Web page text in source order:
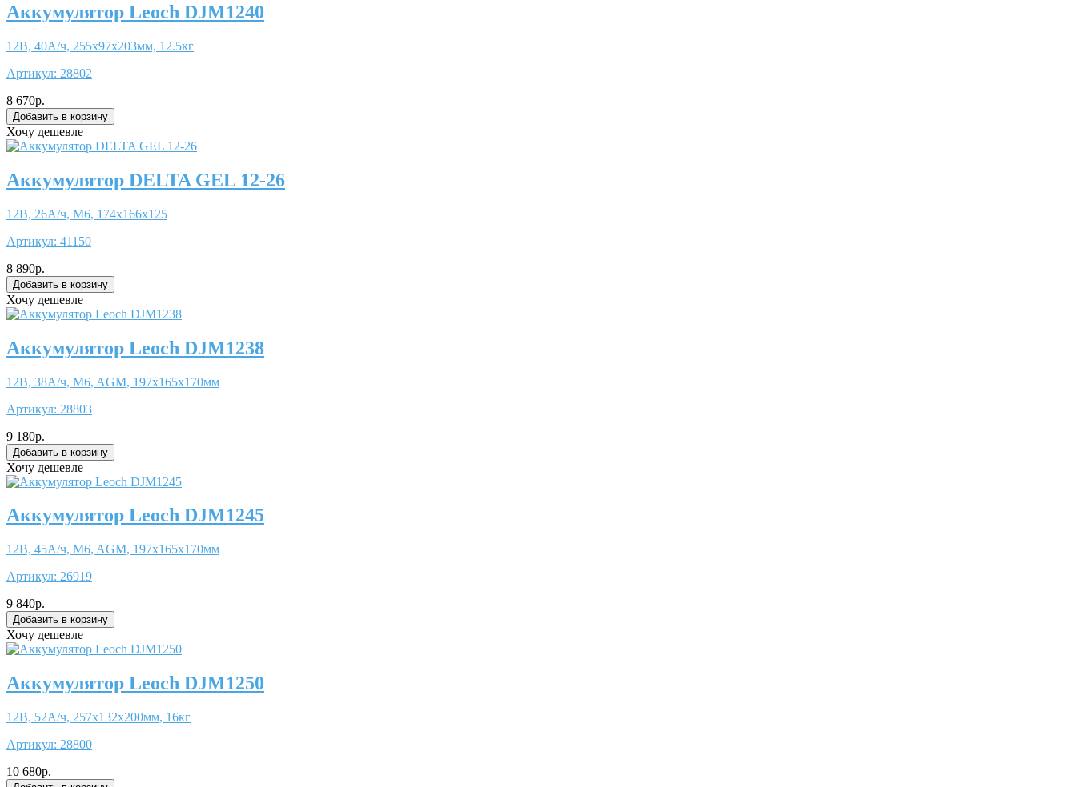
Аккумулятор Leoch DJM1240
12В, 40А/ч, 255x97x203мм, 12.5кг
Артикул: 28802
8 670р.
Хочу дешевле
Аккумулятор DELTA GEL 12-26
12В, 26А/ч, М6, 174x166x125
Артикул: 41150
8 890р.
Хочу дешевле
Аккумулятор Leoch DJM1238
12В, 38А/ч, M6, AGM, 197x165x170мм
Артикул: 28803
9 180р.
Хочу дешевле
Аккумулятор Leoch DJM1245
12В, 45А/ч, M6, AGM, 197x165x170мм
Артикул: 26919
9 840р.
Хочу дешевле
Аккумулятор Leoch DJM1250
12В, 52А/ч, 257x132x200мм, 16кг
Артикул: 28800
10 680р.